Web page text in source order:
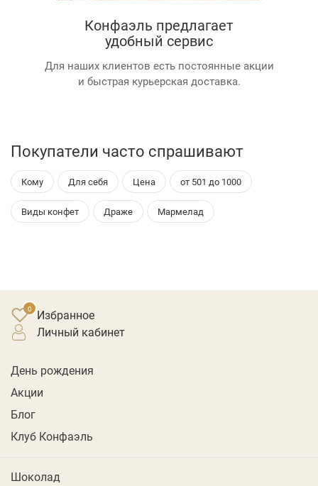
Конфаэль предлагает
удобный сервис
Для наших клиентов есть постоянные акции
и быстрая курьерская доставка.
Покупатели часто спрашивают
Кому Для себя Цена от 501 до 1000
Виды конфет Драже Мармелад
Избранное
личный кабинет
День рождения
Акции
Блог
Клуб Конфаэль
Шоколад